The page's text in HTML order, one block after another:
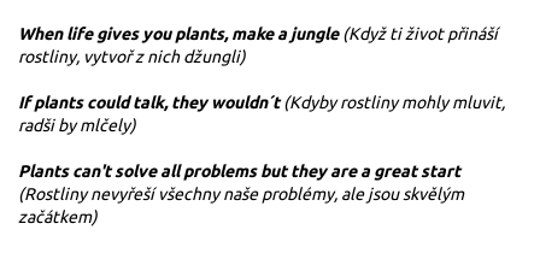
When life gives you plants, make a jungle(Když ti život přináší
rostliny, vytvoř z nich džungli)
If plants could talk, they wouldn´t(Kdyby rostliny mohly mluvit,
radši by mlčely)
Plants can't solve all problems but they are a great start
(Rostliny nevyřeší všechny naše problémy, ale jsou skvělým
začátkem)